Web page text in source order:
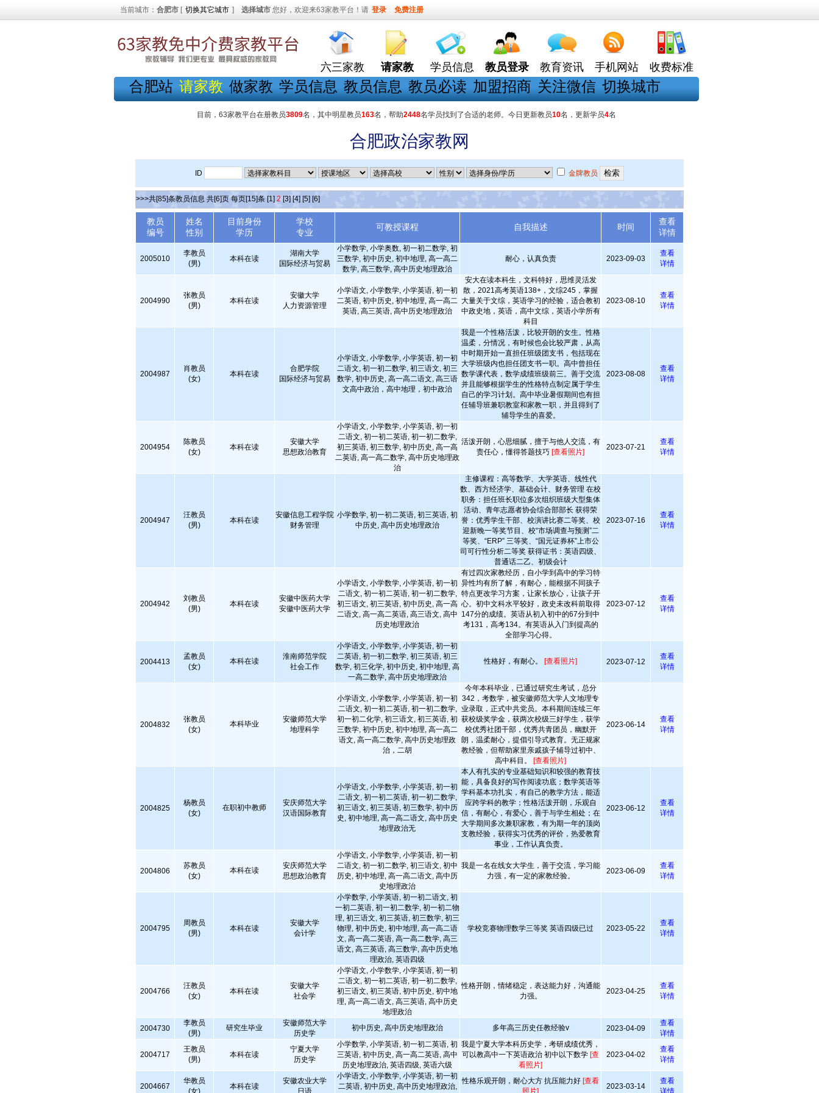
当前城市： 合肥市 [ 切换其它城市 ] 选择城市 您好，欢迎来63家教平台！请 登录 免费注册
六三家教 请家教 学员信息 教员登录 教育资讯 手机网站 收费标准
合肥站 请家教 做家教 学员信息 教员信息 教员必读 加盟招商 关注微信 切换城市
目前，63家教平台在册教员3809名，其中明星教员163名，帮助2448名学员找到了合适的老师。今日更新教员10名，更新学员4名
合肥政治家教网
ID 金牌教员
>>>共[85]条教员信息 共[6]页 每页[15]条 [1] 2 [3] [4] [5] [6]
教员
编号
姓名
性别
目前身份
学历
学校
专业
可教授课程 自我描述 时间
查看
详情
2005010
李教员
(男)
本科在读
湖南大学
国际经济与贸易
小学数学, 小学奥数, 初一初二数学, 初
三数学, 初中历史, 初中地理, 高一高二
数学, 高三数学, 高中历史地理政治
耐心，认真负责 2023-09-03
查看
详情
2004990
张教员
(男)
本科在读
安徽大学
人力资源管理
小学语文, 小学数学, 小学英语, 初一初
二英语, 初中历史, 初中地理, 高一高二
英语, 高三英语, 高中历史地理政治
安大在读本科生，文科特好，思维灵活发
散，2021高考英语138+，文综245，掌握
大量关于文综，英语学习的经验，适合教初
中政史地，英语，高中文综，英语小学所有
科目
2023-08-10
查看
详情
2004987
肖教员
(女)
本科在读
合肥学院
国际经济与贸易
小学语文, 小学数学, 小学英语, 初一初
二语文, 初一初二数学, 初三语文, 初三
数学, 初中历史, 高一高二语文, 高三语
文高中政治，高中地理，初中政治
我是一个性格活泼，比较开朗的女生。性格
温柔，分情况，有时候也会比较严肃，从高
中时期开始一直担任班级团支书，包括现在
大学班级内也担任团支书一职。高中曾担任
数学课代表，数学成绩班级前三。善于交流
并且能够根据学生的性格特点制定属于学生
自己的学习计划。高中毕业暑假期间也有担
任辅导班兼职教室和家教一职，并且得到了
辅导学生的喜爱。
2023-08-08
查看
详情
2004954
陈教员
(女)
本科在读
安徽大学
思想政治教育
小学语文, 小学数学, 小学英语, 初一初
二语文, 初一初二英语, 初一初二数学,
初三英语, 初三数学, 初中历史, 高一高
二英语, 高一高二数学, 高中历史地理政
治
活泼开朗，心思细腻，擅于与他人交流，有
责任心，懂得答题技巧 [查看照片]
2023-07-21
查看
详情
2004947
汪教员
(男)
本科在读
安徽信息工程学院
财务管理
小学数学, 初一初二英语, 初三英语, 初
中历史, 高中历史地理政治
主修课程：高等数学、大学英语、线性代
数、西方经济学、基础会计、财务管理 在校
职务：担任班长职位多次组织班级大型集体
活动、青年志愿者协会综合部部长 获得荣
誉：优秀学生干部、校演讲比赛二等奖、校
迎新晚一等奖节目、校“市场调查与预测”二
等奖、“ERP” 三等奖、“国元证券杯”上市公
司可行性分析二等奖 获得证书：英语四级、
普通话二乙、初级会计
2023-07-16
查看
详情
2004942
刘教员
(男)
本科在读
安徽中医药大学
安徽中医药大学
小学语文, 小学数学, 小学英语, 初一初
二语文, 初一初二英语, 初一初二数学,
初三语文, 初三英语, 初中历史, 高一高
二语文, 高一高二英语, 高三语文, 高中
历史地理政治
有过四次家教经历，自小学到高中的学习特
异性均有所了解，有耐心，能根据不同孩子
特点更改学习方案，让家长放心，让孩子开
心。初中文科水平较好，政史未改科前取得
147分的成绩。英语从初入初中的67分到中
考131，高考134。有英语从入门到提高的
全部学习心得。
2023-07-12
查看
详情
2004413
孟教员
(女)
本科在读
淮南师范学院
社会工作
小学语文, 小学数学, 小学英语, 初一初
二英语, 初一初二数学, 初三英语, 初三
数学, 初三化学, 初中历史, 初中地理, 高
一高二数学, 高中历史地理政治
性格好，有耐心。 [查看照片] 2023-07-12
查看
详情
2004832
张教员
(女)
本科毕业
安徽师范大学
地理科学
小学语文, 小学数学, 小学英语, 初一初
二语文, 初一初二英语, 初一初二数学,
初一初二化学, 初三语文, 初三英语, 初
三数学, 初中历史, 初中地理, 高一高二
语文, 高一高二数学, 高中历史地理政
治，二胡
今年本科毕业，已通过研究生考试，总分
342，考数学，被安徽师范大学人文地理专
业录取，正式中共党员。本科期间连续三年
获校级奖学金，获两次校级三好学生，获学
校优秀社团干部，优秀共青团员，幽默开
朗，温柔耐心，提倡引导式教育。无正规家
教经验，但帮助家里亲戚孩子辅导过初中、
高中科目。 [查看照片]
2023-06-14
查看
详情
2004825
杨教员
(女)
在职初中教师
安庆师范大学
汉语国际教育
小学语文, 小学数学, 小学英语, 初一初
二语文, 初一初二英语, 初一初二数学,
初三语文, 初三英语, 初三数学, 初中历
史, 初中地理, 高一高二语文, 高中历史
地理政治无
本人有扎实的专业基础知识和较强的教育技
能，具备良好的写作阅读功底；数学英语等
学科基本功扎实，有自己的教学方法，能适
应跨学科的教学；性格活泼开朗，乐观自
信，有耐心，有爱心，善于与学生相处；在
大学期间多次兼职家教，有为期一年的顶岗
支教经验，获得实习优秀的评价，热爱教育
事业，工作认真负责。
2023-06-12
查看
详情
2004806
苏教员
(女)
本科在读
安庆师范大学
思想政治教育
小学语文, 小学数学, 小学英语, 初一初
二语文, 初一初二数学, 初三语文, 初中
历史, 初中地理, 高一高二语文, 高中历
史地理政治
我是一名在线女大学生，善于交流，学习能
力强，有一定的家教经验。
2023-06-09
查看
详情
2004795
周教员
(男)
本科在读
安徽大学
会计学
小学数学, 小学英语, 初一初二语文, 初
一初二英语, 初一初二数学, 初一初二物
理, 初三语文, 初三英语, 初三数学, 初三
物理, 初中历史, 初中地理, 高一高二语
文, 高一高二英语, 高一高二数学, 高三
语文, 高三英语, 高三数学, 高中历史地
理政治, 英语四级
学校竞赛物理数学三等奖 英语四级已过 2023-05-22
查看
详情
2004766
汪教员
(女)
本科在读
安徽大学
社会学
小学语文, 小学数学, 小学英语, 初一初
二语文, 初一初二英语, 初一初二数学,
初三语文, 初三英语, 初中历史, 初中地
理, 高一高二语文, 高三英语, 高中历史
地理政治
性格开朗，情绪稳定，表达能力好，沟通能
力强。
2023-04-25
查看
详情
2004730
李教员
(男)
研究生毕业
安徽师范大学
历史学
初中历史, 高中历史地理政治 多年高三历史任教经验v 2023-04-09
查看
详情
2004717
王教员
(男)
本科在读
宁夏大学
历史学
小学数学, 小学英语, 初一初二英语, 初
三英语, 初中历史, 高一高二英语, 高中
历史地理政治, 英语四级, 英语六级
我是宁夏大学本科历史学，考研成绩优秀，
可以教高中一下英语政治 初中以下数学 [查
看照片]
2023-04-02
查看
详情
2004667
华教员
(女)
本科在读
安徽农业大学
日语
小学语文, 小学数学, 小学英语, 初一初
二英语, 初中历史, 高中历史地理政治,
性格乐观开朗，耐心大方 抗压能力好 [查看
照片]
2023-03-14
查看
详情